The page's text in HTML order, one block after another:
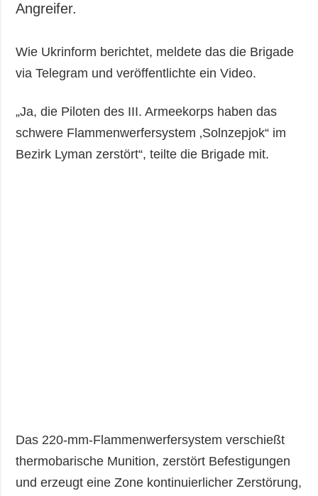
Angreifer.
Wie Ukrinform berichtet, meldete das die Brigade
via Telegram und veröffentlichte ein Video.
„Ja, die Piloten des III. Armeekorps haben das
schwere Flammenwerfersystem ‚Solnzepjok“ im
Bezirk Lyman zerstört“, teilte die Brigade mit.
Das 220-mm-Flammenwerfersystem verschießt
thermobarische Munition, zerstört Befestigungen
und erzeugt eine Zone kontinuierlicher Zerstörung,